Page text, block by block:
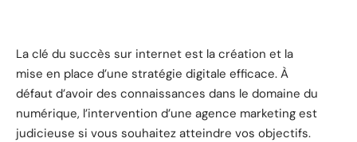
La clé du succès sur internet est la création et la
mise en place d’une stratégie digitale efficace. À
défaut d’avoir des connaissances dans le domaine du
numérique, l’intervention d’une agence marketing est
judicieuse si vous souhaitez atteindre vos objectifs.